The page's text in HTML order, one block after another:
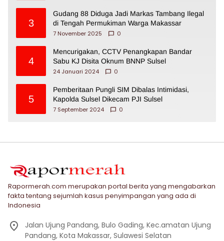
3
Gudang 88 Diduga Jadi Markas Tambang Ilegal
di Tengah Permukiman Warga Makassar
7 November 2025
0
4
Mencurigakan, CCTV Penangkapan Bandar
Sabu KJ Disita Oknum BNNP Sulsel
24 Januari 2024
0
5
Pemberitaan Pungli SIM Dibalas Intimidasi,
Kapolda Sulsel Dikecam PJI Sulsel
7 September 2024
0
Rapormerah.com merupakan portal berita yang mengabarkan
fakta tentang sejumlah kasus penyimpangan yang ada di
Indonesia
Jalan Ujung Pandang, Bulo Gading, Kec.amatan Ujung
Pandang, Kota Makassar, Sulawesi Selatan